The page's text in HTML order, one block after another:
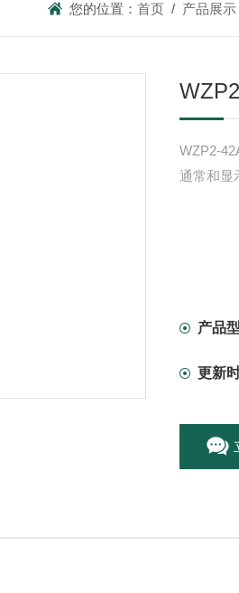
您的位置：首页 / 产品展示
WZP2-
通常和显
产品
更新